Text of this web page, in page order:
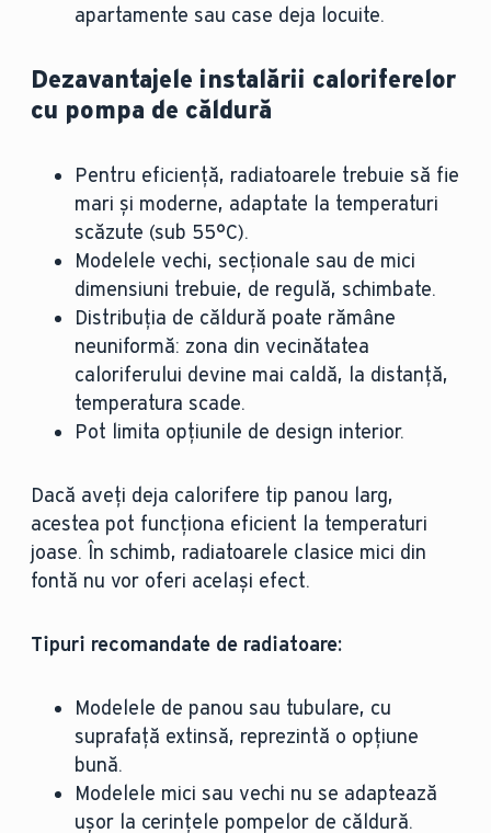
apartamente sau case deja locuite.
Dezavantajele instalării caloriferelor
cu pompa de căldură
Pentru eficiență, radiatoarele trebuie să fie
mari și moderne, adaptate la temperaturi
scăzute (sub 55°C).
Modelele vechi, secționale sau de mici
dimensiuni trebuie, de regulă, schimbate.
Distribuția de căldură poate rămâne
neuniformă: zona din vecinătatea
caloriferului devine mai caldă, la distanță,
temperatura scade.
Pot limita opțiunile de design interior.
Dacă aveți deja calorifere tip panou larg,
acestea pot funcționa eficient la temperaturi
joase. În schimb, radiatoarele clasice mici din
fontă nu vor oferi același efect.
Tipuri recomandate de radiatoare:
Modelele de panou sau tubulare, cu
suprafață extinsă, reprezintă o opțiune
bună.
Modelele mici sau vechi nu se adaptează
ușor la cerințele pompelor de căldură.